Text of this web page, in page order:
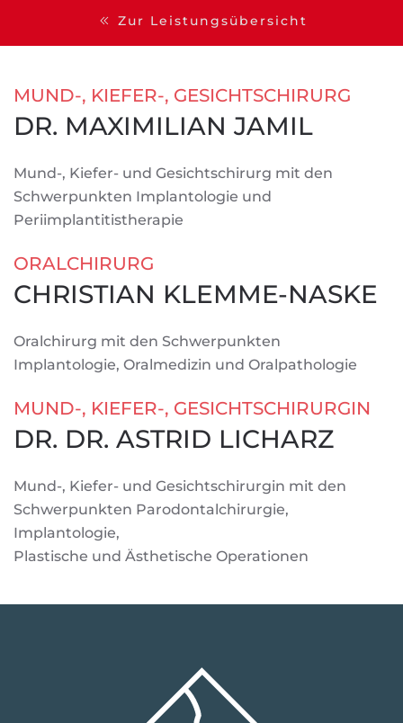
Zur Leistungsübersicht
MUND-, KIEFER-, GESICHTSCHIRURG
DR. MAXIMILIAN JAMIL
Mund-, Kiefer- und Gesichtschirurg mit den
Schwerpunkten Implantologie und
Periimplantitistherapie
ORALCHIRURG
CHRISTIAN KLEMME-NASKE
Oralchirurg mit den Schwerpunkten
Implantologie, Oralmedizin und Oralpathologie
MUND-, KIEFER-, GESICHTSCHIRURGIN
DR. DR. ASTRID LICHARZ
Mund-, Kiefer- und Gesichtschirurgin mit den
Schwerpunkten Parodontalchirurgie,
Implantologie,
Plastische und Ästhetische Operationen